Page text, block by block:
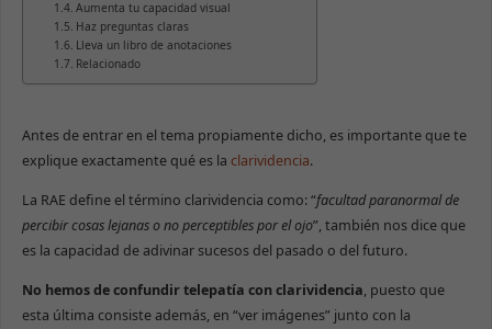
Aumenta tu capacidad visual
Haz preguntas claras
Lleva un libro de anotaciones
Relacionado
Antes de entrar en el tema propiamente dicho, es importante que te
explique exactamente qué es la clarividencia.
La RAE define el término clarividencia como: “facultad paranormal de
percibir cosas lejanas o no perceptibles por el ojo”, también nos dice que
es la capacidad de adivinar sucesos del pasado o del futuro.
No hemos de confundir telepatía con clarividencia, puesto que
esta última consiste además, en “ver imágenes” junto con la